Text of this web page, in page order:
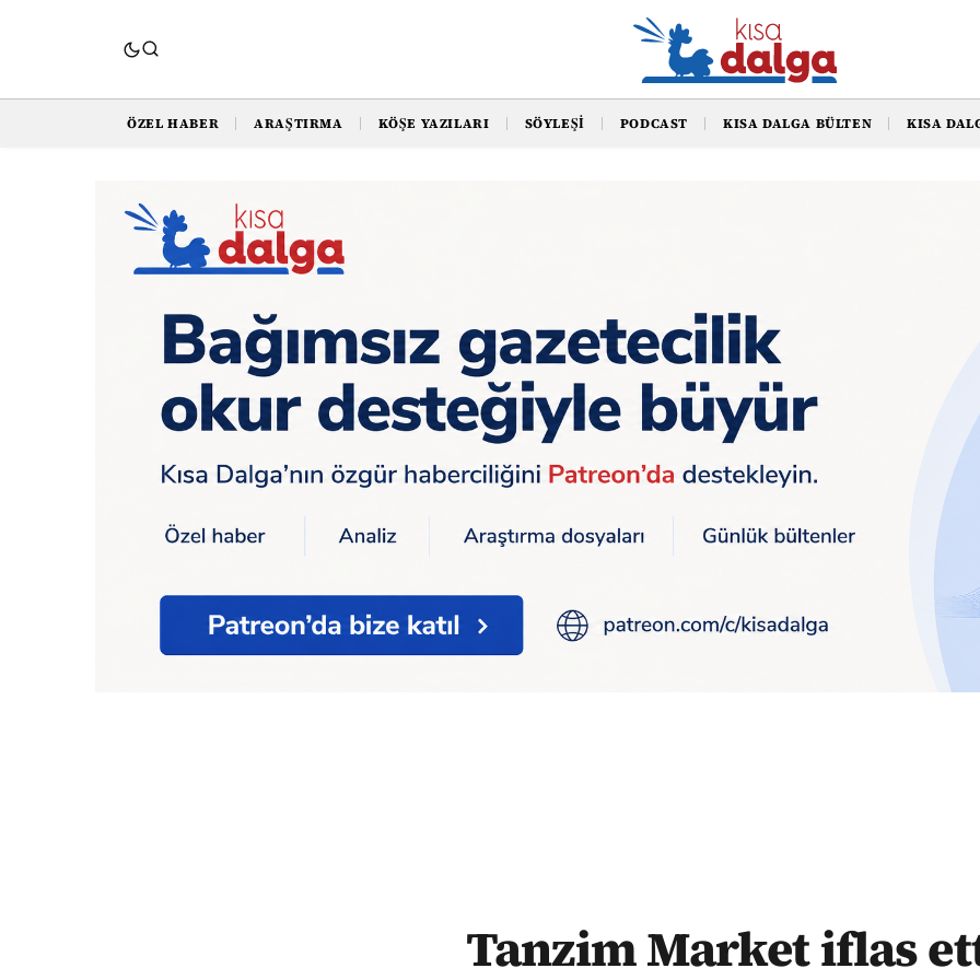
ÖZEL HABER ARAŞTIRMA KÖŞE YAZILARI SÖYLEŞI PODCAST KISA DALGA BÜLTEN KISA
Tanzim Market iflas